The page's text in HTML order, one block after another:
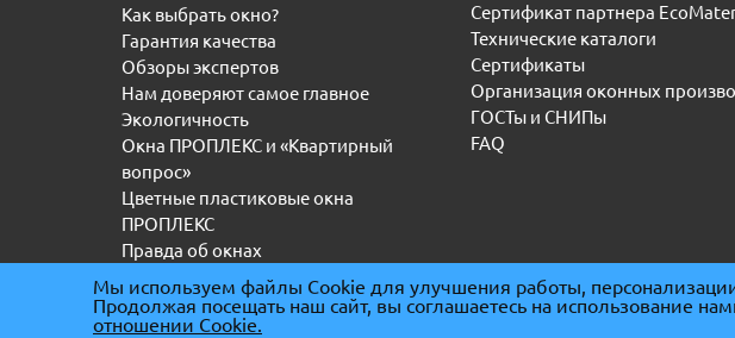
Как выбрать окно?
Гарантия качества
Обзоры экспертов
Нам доверяют самое главное
Экологичность
Окна ПРОПЛЕКС и «Квартирный
вопрос»
Цветные пластиковые окна
ПРОПЛЕКС
Правда об окнах
Сертификат партнера
Технические каталоги
Сертификаты
Организация оконных
ГОСТы и СНИПы
FAQ
(С) “ООО” ТД ПРОПЛЕКС 2000-2026|ИНН 5036091667|ОГРН
Мы используем файлы Cookie для улучшения работы,
Продолжая посещать наш сайт, вы соглашаетесь на использование
отношении Cookie.